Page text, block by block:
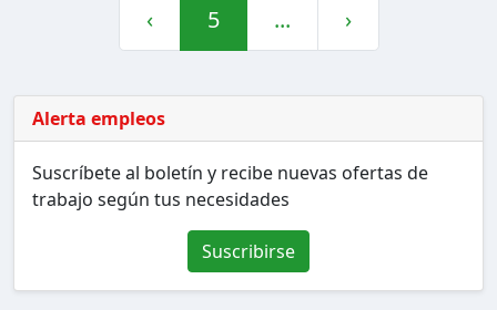
‹ 5 ... ›
Alerta empleos
Suscríbete al boletín y recibe nuevas ofertas de
trabajo según tus necesidades
Suscribirse